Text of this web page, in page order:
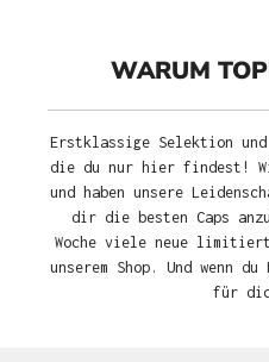
WARUM
Erstklassige Selektion
die du nur hier findest!
und haben unsere
dir die besten Caps
Woche viele neue
unserem Shop. Und wenn
für